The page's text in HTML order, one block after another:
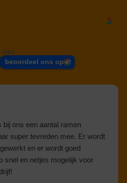
beoordeel ons op
ons een aantal ramen
super tevreden mee. Er wordt
en er wordt goed
snel en netjes mogelijk voor